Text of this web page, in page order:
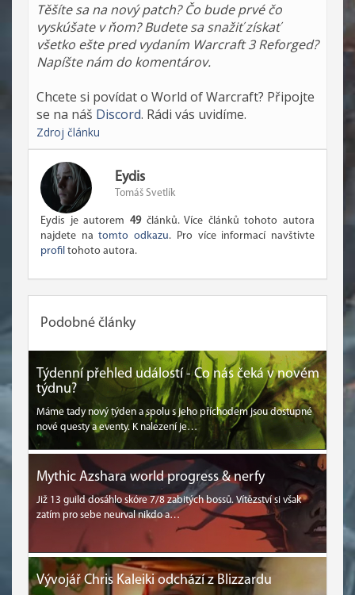
Těšíte sa na nový patch? Čo bude prvé čo
vyskúšate v ňom? Budete sa snažiť získať
všetko ešte pred vydaním Warcraft 3 Reforged?
Napíšte nám do komentárov.
Chcete si povídat o World of Warcraft? Připojte
se na náš Discord. Rádi vás uvidíme.
Zdroj článku
Eydis
Tomáš Svetlík
Eydis je autorem 49článků. Více článků tohoto autora
najdete natomto odkazu. Pro více informací navštivte
profil tohoto autora.
Podobné články
Týdenní přehled událostí - Co nás čeká v novém
týdnu?
Máme tady nový týden a spolu s jeho příchodem jsou dostupné
nové questy a eventy. K nalezení je…
Mythic Azshara world progress & nerfy
Již 13 guild dosáhlo skóre 7/8 zabitých bossů. Vítězství si však
zatím pro sebe neurval nikdo a…
Vývojář Chris Kaleiki odchází z Blizzardu